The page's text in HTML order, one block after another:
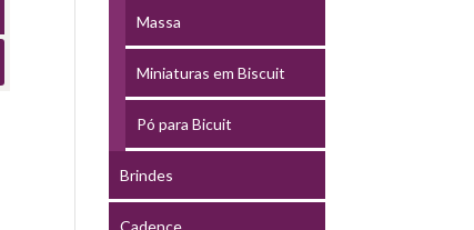
Massa
Miniaturas em Biscuit
Pó para Bicuit
Brindes
Cadence